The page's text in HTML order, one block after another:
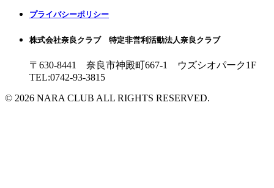
プライバシーポリシー
株式会社奈良クラブ 特定非営利活動法人奈良クラブ
〒630-8441 奈良市神殿町667-1
ウズシオパーク1F
TEL:0742-93-3815
© 2026 NARA CLUB ALL RIGHTS RESERVED.